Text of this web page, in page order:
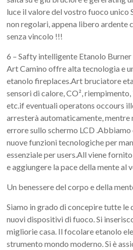
luce il valore del vostro fuoco unico
non regolari, appena libero ardente
senza vincolo !!!
6 – Safty intelligente Etanolo Burner
Art Camino offre alta tecnologia e
etanolo fireplaces.Art bruciatore
sensori di calore, CO²,
etc.if eventuali operatons occours
arresterà automaticamente, mentre
errore sullo schermo LCD
nuove funzioni tecnologiche per
essenziale per users.All viene
e aggiungere la pace della mente al
Un benessere del corpo e della
Siamo in grado di concepire tutte le
nuovi dispositivi di fuoco. Si
migliorie casa. Il focolare etanolo
strumento mondo moderno. Si è